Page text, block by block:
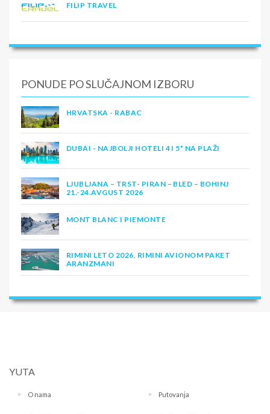
FILIP TRAVEL
PONUDE PO SLUČAJNOM IZBORU
HRVATSKA - RABAC
DUBAI - NAJBOLJI HOTELI 4 I 5* NA PLAŽI
LJUBLJANA – TRST- PIRAN – BLED – BOHINJ
21.-24.AVGUST 2026
MONT BLANC I PIEMONTE
RIMINI LETO 2026, RIMINI AVIONOM PAKET
ARANZMANI
YUTA
O nama Putovanja